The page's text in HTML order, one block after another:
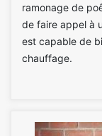
ramonage de
de faire appel à
est capable de
chauffage.